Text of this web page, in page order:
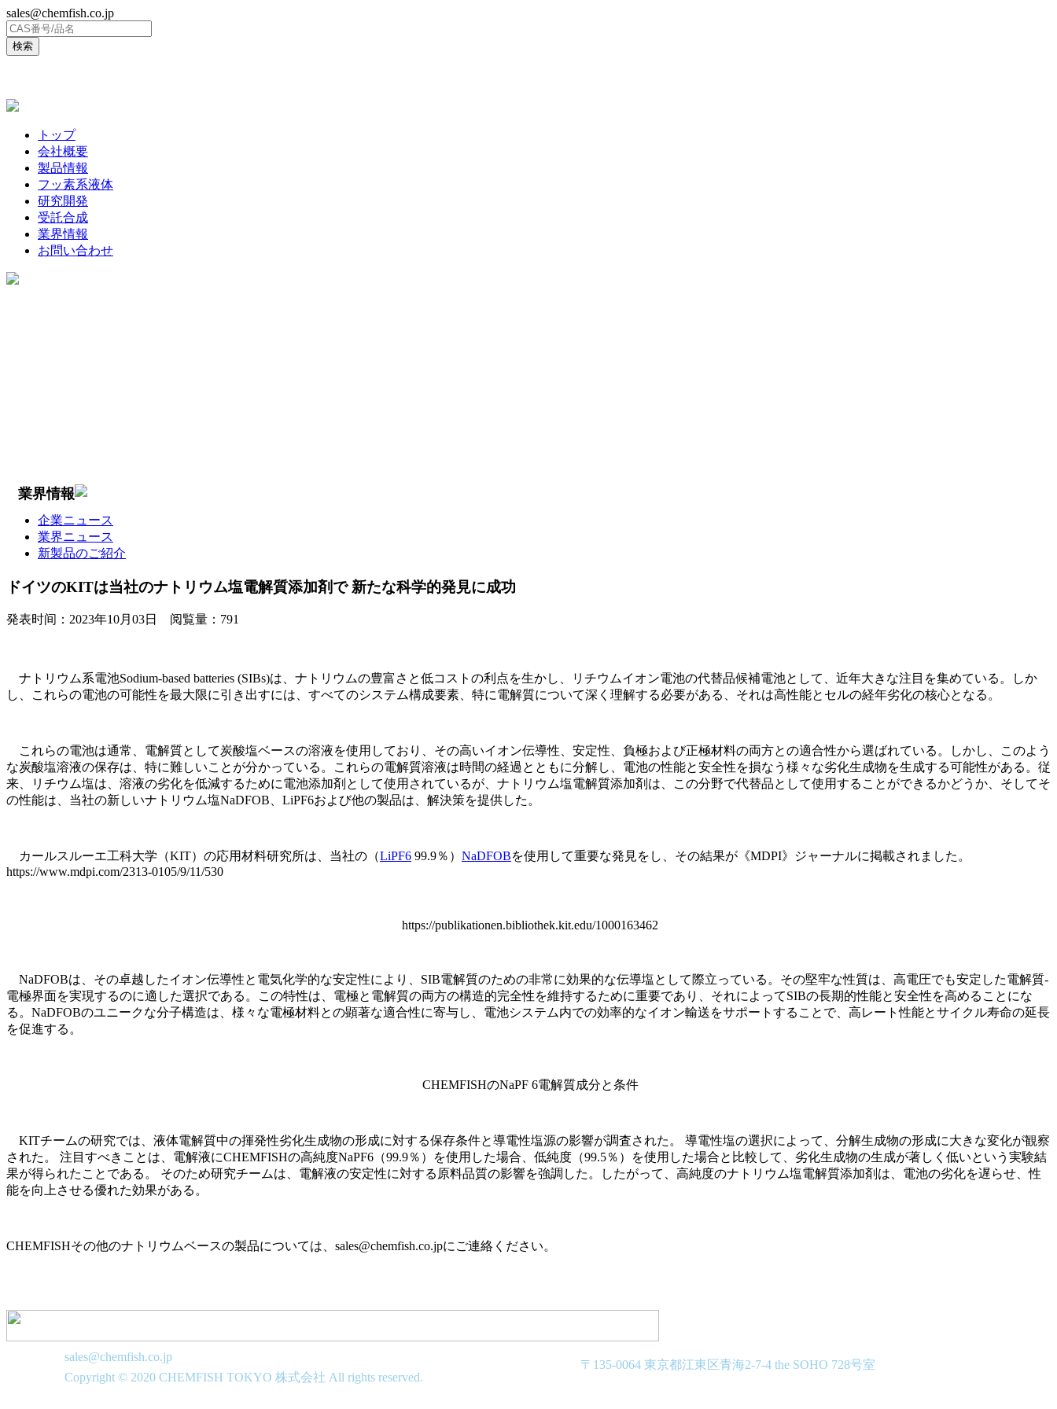
sales@chemfish.co.jp
トップ
会社概要
製品情報
フッ素系液体
研究開発
受託合成
業界情報
お問い合わせ
業界情報
企業ニュース
業界ニュース
新製品のご紹介
ドイツのKITは当社のナトリウム塩電解質添加剤で 新たな科学的発見に成功
発表时间： 2023年10月03日 阅覧量： 791
ナトリウム系電池Sodium-based batteries (SIBs)は、ナトリウムの豊富さと低コストの利点を生かし、リチウムイオン電池の代替品候補電池として、近年大きな注目を集めている。しか
し、これらの電池の可能性を最大限に引き出すには、すべてのシステム構成要素、特に電解質について深く理解する必要がある、それは高性能とセルの経年劣化の核心となる。
これらの電池は通常、電解質として炭酸塩ベースの溶液を使用しており、その高いイオン伝導性、安定性、負極および正極材料の両方との適合性から選ばれている。しかし、このよう
な炭酸塩溶液の保存は、特に難しいことが分かっている。これらの電解質溶液は時間の経過とともに分解し、電池の性能と安全性を損なう様々な劣化生成物を生成する可能性がある。従
来、リチウム塩は、溶液の劣化を低減するために電池添加剤として使用されているが、ナトリウム塩電解質添加剤は、この分野で代替品として使用することができるかどうか、そしてそ
の性能は、当社の新しいナトリウム塩NaDFOB、LiPF6および他の製品は、解決策を提供した。
カールスルーエ工科大学（KIT）の応用材料研究所は、当社の（LiPF6 99.9％） NaDFOBを使用して重要な発見をし、その結果が《MDPI》ジャーナルに掲載されました。
https://www.mdpi.com/2313-0105/9/11/530
https://publikationen.bibliothek.kit.edu/1000163462
NaDFOBは、その卓越したイオン伝導性と電気化学的な安定性により、SIB電解質のための非常に効果的な伝導塩として際立っている。その堅牢な性質は、高電圧でも安定した電解質-
電極界面を実現するのに適した選択である。この特性は、電極と電解質の両方の構造的完全性を維持するために重要であり、それによってSIBの長期的性能と安全性を高めることにな
る。NaDFOBのユニークな分子構造は、様々な電極材料との顕著な適合性に寄与し、電池システム内での効率的なイオン輸送をサポートすることで、高レート性能とサイクル寿命の延長
を促進する。
CHEMFISHのNaPF 6電解質成分と条件
KITチームの研究では、液体電解質中の揮発性劣化生成物の形成に対する保存条件と導電性塩源の影響が調査された。 導電性塩の選択によって、分解生成物の形成に大きな変化が観察
された。 注目すべきことは、電解液にCHEMFISHの高純度NaPF6（99.9％）を使用した場合、低純度（99.5％）を使用した場合と比較して、劣化生成物の生成が著しく低いという実験結
果が得られたことである。 そのため研究チームは、電解液の安定性に対する原料品質の影響を強調した。したがって、高純度のナトリウム塩電解質添加剤は、電池の劣化を遅らせ、性
能を向上させる優れた効果がある。
CHEMFISHその他のナトリウムベースの製品については、sales@chemfish.co.jpにご連絡ください。
sales@chemfish.co.jp
Copyright © 2020 CHEMFISH TOKYO 株式会社 All rights reserved.
〒135-0064 東京都江東区青海2-7-4 the SOHO 728号室